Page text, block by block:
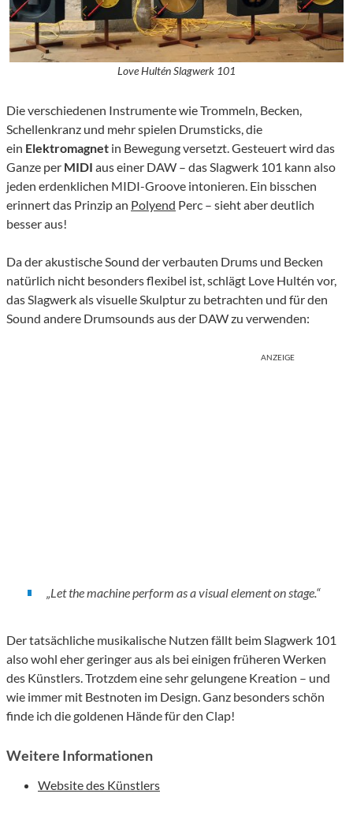
Love Hultén Slagwerk 101
Die verschiedenen Instrumente wie Trommeln, Becken,
Schellenkranz und mehr spielen Drumsticks, die
ein Elektromagnet in Bewegung versetzt. Gesteuert wird das
Ganze per MIDI aus einer DAW – das Slagwerk 101 kann also
jeden erdenklichen MIDI-Groove intonieren. Ein bisschen
erinnert das Prinzip an Polyend Perc – sieht aber deutlich
besser aus!
Da der akustische Sound der verbauten Drums und Becken
natürlich nicht besonders flexibel ist, schlägt Love Hultén vor,
das Slagwerk als visuelle Skulptur zu betrachten und für den
Sound andere Drumsounds aus der DAW zu verwenden:
ANZEIGE
„Let the machine perform as a visual element on stage.“
Der tatsächliche musikalische Nutzen fällt beim Slagwerk 101
also wohl eher geringer aus als bei einigen früheren Werken
des Künstlers. Trotzdem eine sehr gelungene Kreation – und
wie immer mit Bestnoten im Design. Ganz besonders schön
finde ich die goldenen Hände für den Clap!
Weitere Informationen
Website des Künstlers